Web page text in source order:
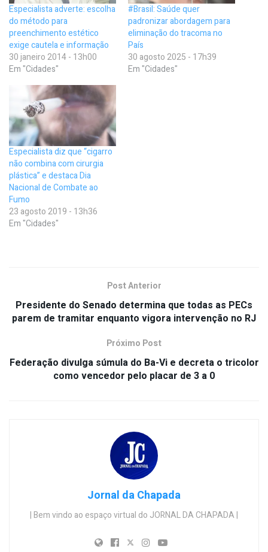
Especialista adverte: escolha
do método para
preenchimento estético
exige cautela e informação
30 janeiro 2014 - 13h00
Em "Cidades"
#Brasil: Saúde quer
padronizar abordagem para
eliminação do tracoma no
País
30 agosto 2025 - 17h39
Em "Cidades"
Especialista diz que “cigarro
não combina com cirurgia
plástica” e destaca Dia
Nacional de Combate ao
Fumo
23 agosto 2019 - 13h36
Em "Cidades"
Post Anterior
Presidente do Senado determina que todas as PECs
parem de tramitar enquanto vigora intervenção no RJ
Próximo Post
Federação divulga súmula do Ba-Vi e decreta o tricolor
como vencedor pelo placar de 3 a 0
Jornal da Chapada
| Bem vindo ao espaço virtual do JORNAL DA CHAPADA |